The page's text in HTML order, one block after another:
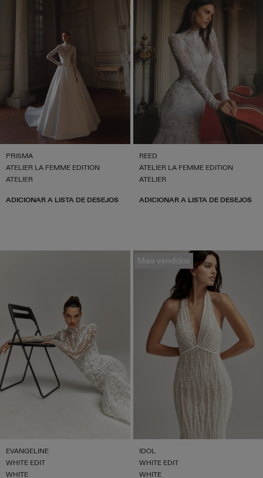
PRISMA
ATELIER LA FEMME EDITION
ATELIER
ADICIONAR A LISTA DE DESEJOS
REED
ATELIER LA FEMME EDITION
ATELIER
ADICIONAR A LISTA DE DESEJOS
EVANGELINE
WHITE EDIT
WHITE
Mais vendidos
IDOL
WHITE EDIT
WHITE